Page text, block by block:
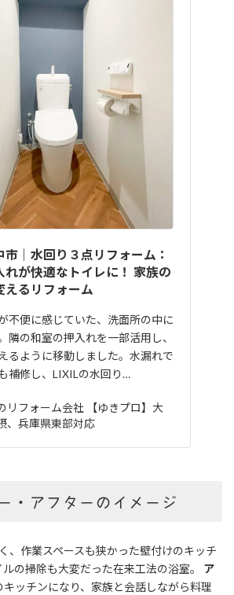
市｜水回り３点リフォーム：
れが快適なトイレに！ 家族の
えるリフォーム
不便に感じていた、洗面所の中に
隣の和室の押入れを一部活用し、
るように移動しました。水漏れで
補修し、LIXILの水回り…
リフォーム会社 【ゆきプロ】大
、兵庫県東部対応
・アフターのイメージ
、作業スペースも狭かった壁付けのキッチ
の掃除も大変だった在来工法の浴室。 ア
キッチンになり、家族と会話しながら料理